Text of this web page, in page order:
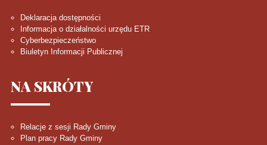
Deklaracja dostępności
Informacja o działalności urzędu ETR
Cyberbezpieczeństwo
Biuletyn Informacji Publicznej
NASKRÓTY
Relacje z sesji Rady Gminy
Plan pracy Rady Gminy